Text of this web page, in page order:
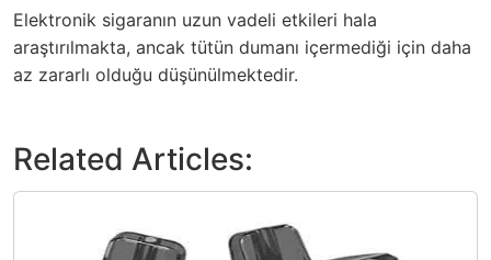
Elektronik sigaranın uzun vadeli etkileri hala
araştırılmakta, ancak tütün dumanı içermediği için daha
az zararlı olduğu düşünülmektedir.
Related Articles: